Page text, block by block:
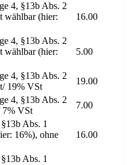
4, §13b Abs. 2
wählbar (hier:
16.00
4, §13b Abs. 2
wählbar (hier:
5.00
4, §13b Abs. 2
19% VSt
19.00
4, §13b Abs. 2
7% VSt
7.00
Abs. 1
16%), ohne
16.00
Abs. 1